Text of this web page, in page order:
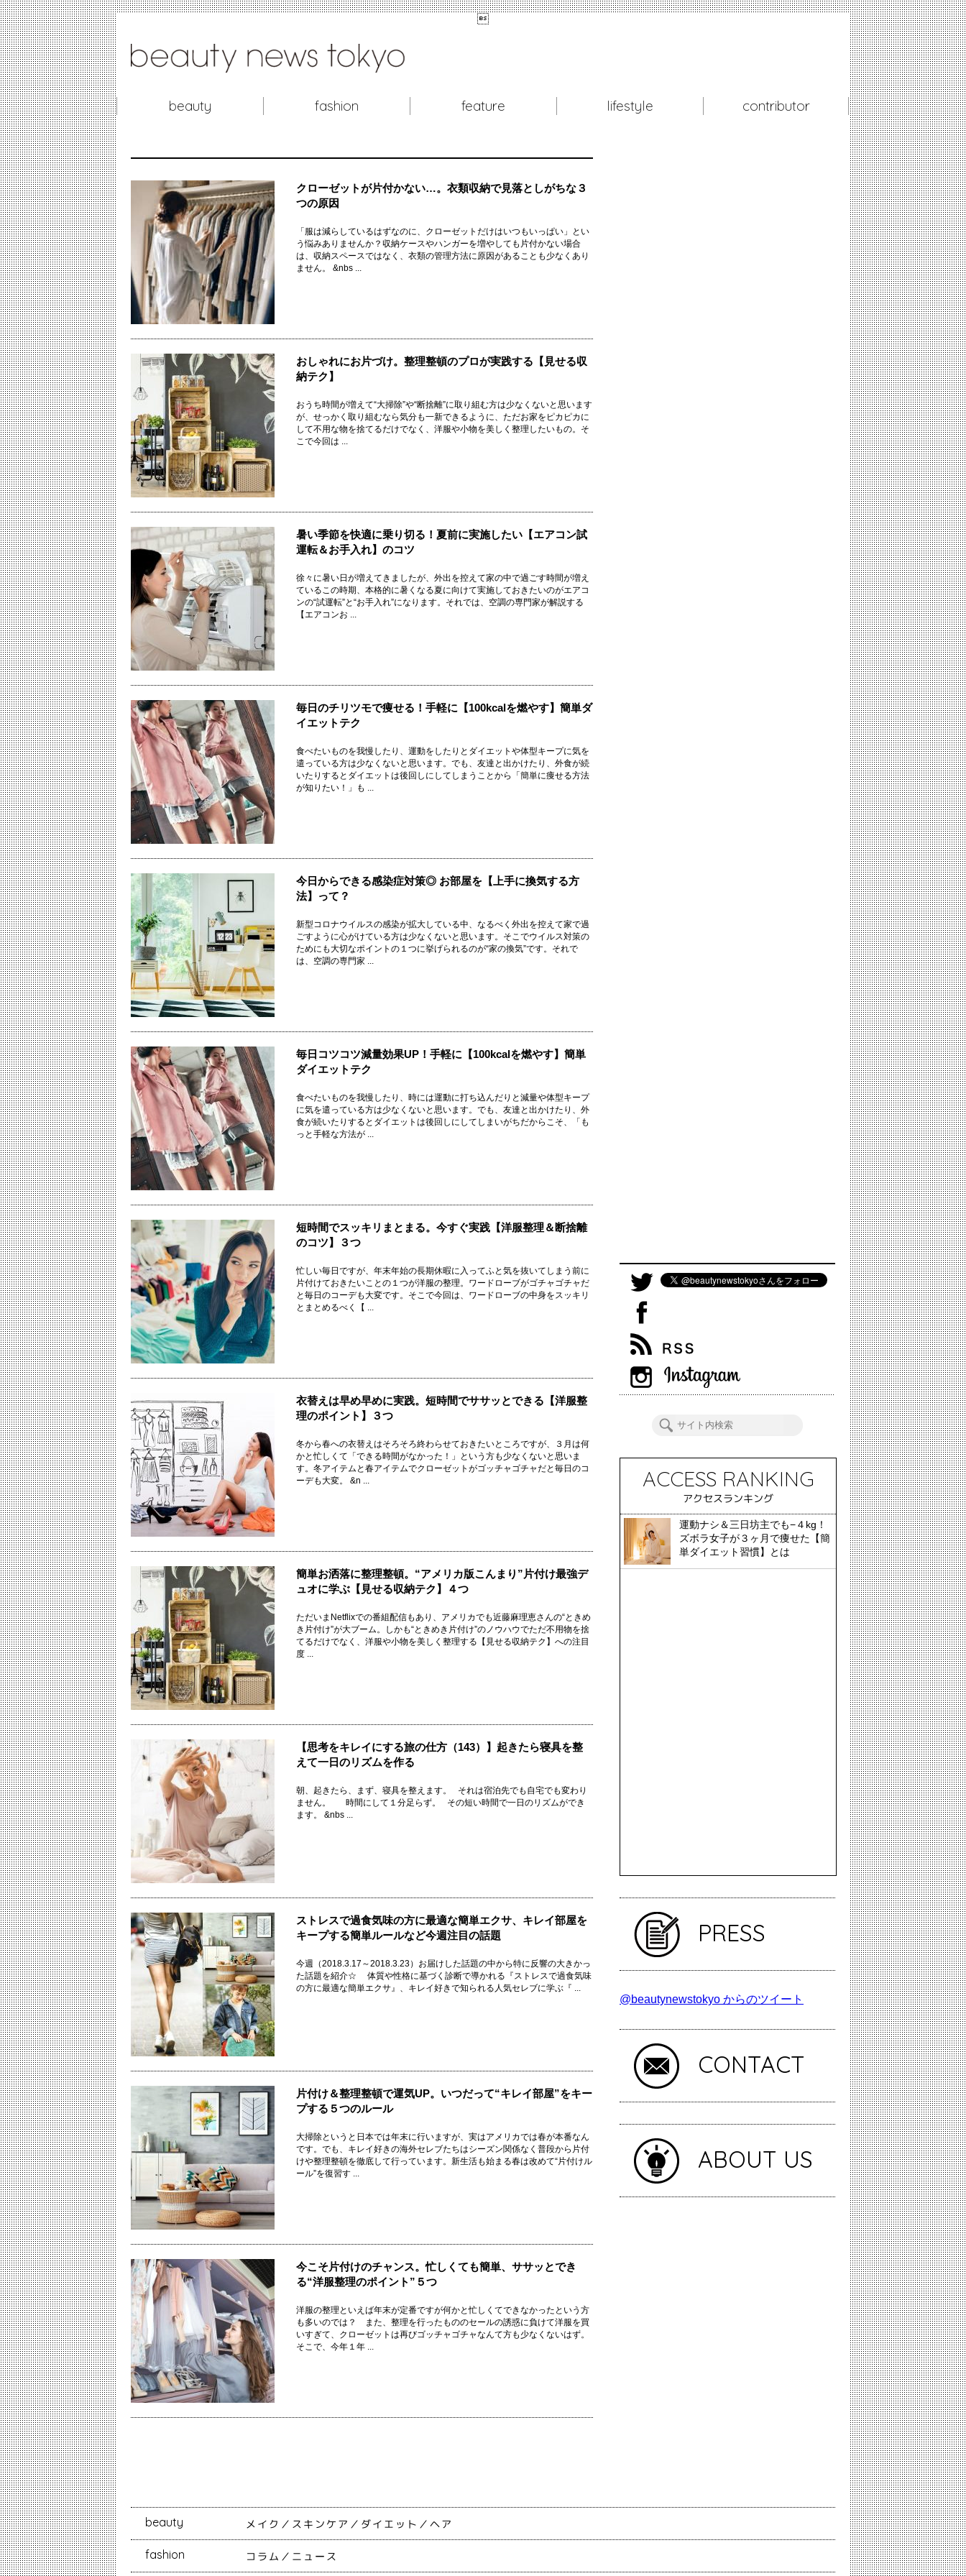

beauty fashion feature lifestyle contributor
クローゼットが片付かない…。衣類収納で見落としがちな３
つの原因
「服は減らしているはずなのに、クローゼットだけはいつもいっぱい」とい
う悩みありませんか？収納ケースやハンガーを増やしても片付かない場合
は、収納スペースではなく、衣類の管理方法に原因があることも少なくあり
ません。 &nbs ...
おしゃれにお片づけ。整理整頓のプロが実践する【見せる収
納テク】
おうち時間が増えて“大掃除”や“断捨離”に取り組む方は少なくないと思います
が、せっかく取り組むなら気分も一新できるように、ただお家をピカピカに
して不用な物を捨てるだけでなく、洋服や小物を美しく整理したいもの。そ
こで今回は ...
暑い季節を快適に乗り切る！夏前に実施したい【エアコン試
運転＆お手入れ】のコツ
徐々に暑い日が増えてきましたが、外出を控えて家の中で過ごす時間が増え
ているこの時期、本格的に暑くなる夏に向けて実施しておきたいのがエアコ
ンの“試運転”と“お手入れ”になります。それでは、空調の専門家が解説する
【エアコンお ...
毎日のチリツモで痩せる！手軽に【100kcalを燃やす】簡単ダ
イエットテク
食べたいものを我慢したり、運動をしたりとダイエットや体型キープに気を
遣っている方は少なくないと思います。でも、友達と出かけたり、外食が続
いたりするとダイエットは後回しにしてしまうことから「簡単に痩せる方法
が知りたい！」も ...
今日からできる感染症対策◎ お部屋を【上手に換気する方
法】って？
新型コロナウイルスの感染が拡⼤している中、なるべく外出を控えて家で過
ごすように心がけている方は少なくないと思います。そこでウイルス対策の
ためにも大切なポイントの１つに挙げられるのが“家の換気”です。それで
は、空調の専門家 ...
毎日コツコツ減量効果UP！手軽に【100kcalを燃やす】簡単
ダイエットテク
食べたいものを我慢したり、時には運動に打ち込んだりと減量や体型キープ
に気を遣っている方は少なくないと思います。でも、友達と出かけたり、外
食が続いたりするとダイエットは後回しにしてしまいがちだからこそ、「も
っと手軽な方法が ...
短時間でスッキリまとまる。今すぐ実践【洋服整理＆断捨離
のコツ】３つ
忙しい毎日ですが、年末年始の長期休暇に入ってふと気を抜いてしまう前に
片付けておきたいことの１つが洋服の整理。ワードローブがゴチャゴチャだ
と毎日のコーデも大変です。そこで今回は、ワードローブの中身をスッキリ
とまとめるべく【 ...
衣替えは早め早めに実践。短時間でササッとできる【洋服整
理のポイント】３つ
冬から春への衣替えはそろそろ終わらせておきたいところですが、３月は何
かと忙しくて「できる時間がなかった！」という方も少なくないと思いま
す。冬アイテムと春アイテムでクローゼットがゴッチャゴチャだと毎日のコ
ーデも大変。 &n ...
簡単お洒落に整理整頓。“アメリカ版こんまり”片付け最強デ
ュオに学ぶ【見せる収納テク】４つ
ただいまNetflixでの番組配信もあり、アメリカでも近藤麻理恵さんの“ときめ
き片付け”が大ブーム。しかも“ときめき片付け”のノウハウでただ不用物を捨
てるだけでなく、洋服や小物を美しく整理する【見せる収納テク】への注目
度 ...
【思考をキレイにする旅の仕方（143）】起きたら寝具を整
えて一日のリズムを作る
朝、起きたら、まず、寝具を整えます。 それは宿泊先でも自宅でも変わり
ません。 時間にして１分足らず。 その短い時間で一日のリズムができ
ます。 &nbs ...
ストレスで過食気味の方に最適な簡単エクサ、キレイ部屋を
キープする簡単ルールなど今週注目の話題
今週（2018.3.17～2018.3.23）お届けした話題の中から特に反響の大きかっ
た話題を紹介☆ 体質や性格に基づく診断で導かれる『ストレスで過食気味
の方に最適な簡単エクサ』、キレイ好きで知られる人気セレブに学ぶ『 ...
片付け＆整理整頓で運気UP。いつだって“キレイ部屋”をキー
プする５つのルール
大掃除というと日本では年末に行いますが、実はアメリカでは春が本番なん
です。でも、キレイ好きの海外セレブたちはシーズン関係なく普段から片付
けや整理整頓を徹底して行っています。新生活も始まる春は改めて“片付けル
ール”を復習す ...
今こそ片付けのチャンス。忙しくても簡単、ササッとでき
る“洋服整理のポイント”５つ
洋服の整理といえば年末が定番ですが何かと忙しくてできなかったという方
も多いのでは？ また、整理を行ったもののセールの誘惑に負けて洋服を買
いすぎて、クローゼットは再びゴッチャゴチャなんて方も少なくないはず。
そこで、今年１年 ...
ACCESS RANKING
アクセスランキング
運動ナシ＆三日坊主でも−４kg！
ズボラ女子が３ヶ月で痩せた【簡
単ダイエット習慣】とは
PRESS
@beautynewstokyo からのツイート
CONTACT
ABOUT US
beauty メイク スキンケア ダイエット ヘア
fashion コラム ニュース